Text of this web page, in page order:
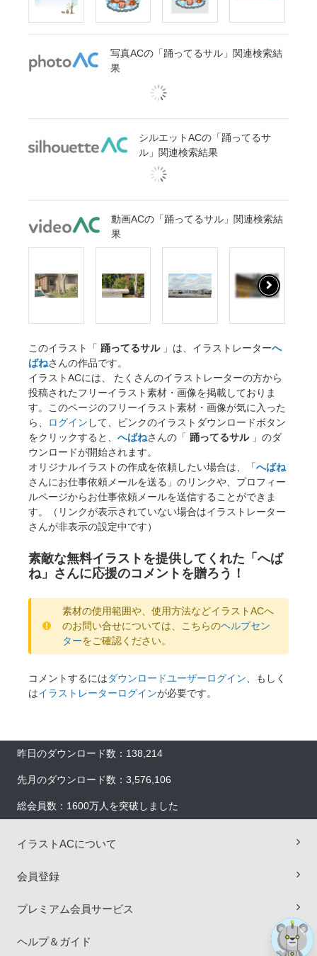
写真ACの「踊ってるサル」関連検索結
果
シルエットACの「踊ってるサ
ル」関連検索結果
動画ACの「踊ってるサル」関連検索結
果
このイラスト「 踊ってるサル」は、イラストレーターへ
ばねさんの作品です。
イラストACには、 たくさんのイラストレーターの方から
投稿されたフリーイラスト素材・画像を掲載しておりま
す。このページのフリーイラスト素材・画像が気に入った
ら、
ログイン して、ピンクのイラストダウンロードボタン
をクリックすると、 へばねさんの「 踊ってるサル」のダ
ウンロードが開始されます。
オリジナルイラストの作成を依頼したい場合は、「へばね
さんにお仕事依頼メールを送る」のリンクや、プロフィー
ルページからお仕事依頼メールを送信することができま
す。（リンクが表示されていない場合はイラストレーター
さんが非表示の設定中です）
素敵な無料イラストを提供してくれた「へば
ね」さんに応援のコメントを贈ろう！
素材の使用範囲や、使用方法などイラストACへ
のお問い合せについては、こちらのヘルプセン
ターをご確認ください。
コメントするにはダウンロードユーザーログイン 、もしく
はイラストレーターログインが必要です。
昨日のダウンロード数：138,214
先月のダウンロード数：3,576,106
総会員数：1600万人を突破しました
イラストACについて
会員登録
プレミアム会員サービス
ヘルプ＆ガイド